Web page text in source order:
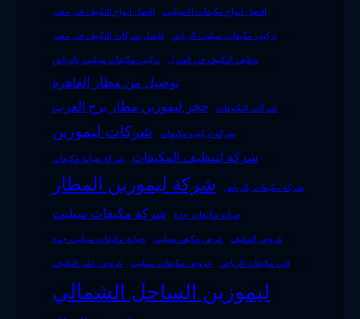
افضل انواع التكييف فى مصر افضل انواع مكيفات الاسبليت
افضل شركات التكييف في مصر تركيب مكيفات سبليت الرياض
تركيب مكيفات سبليت بالرياض تنظيف التكييف في المنزل
توصيل من مطار القاهرة
حجز ليموزين مطار برج العرب
شركات التكييفات
شركات ليموزين شركة تركيب مكيفات
شركة صيانة مكيفات شركة لتنظيف المكيفات
شركة ليموزين المطار شركة مكيفات بالرياض
شركة مكيفات سبليت صيانة مكيفات جدة
صيانة مكيفات سبليت جدة عرض مكيف سبليت عروض المكيف
عروض على التكييف عروض مكيفات سبليت فني مكيفات الرياض
ليموزين الساحل الشمالي